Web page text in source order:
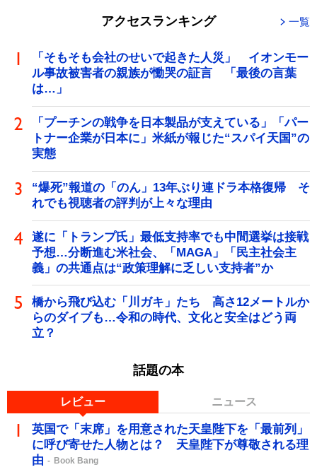
アクセスランキング 一覧
「そもそも会社のせいで起きた人災」 イオンモー
ル事故被害者の親族が慟哭の証言 「最後の言葉
は…」
「プーチンの戦争を日本製品が支えている」「パー
トナー企業が日本に」米紙が報じた“スパイ天国”の
実態
“爆死”報道の「のん」13年ぶり連ドラ本格復帰 そ
れでも視聴者の評判が上々な理由
遂に「トランプ氏」最低支持率でも中間選挙は接戦
予想…分断進む米社会、「MAGA」「民主社会主
義」の共通点は“政策理解に乏しい支持者”か
橋から飛び込む「川ガキ」たち 高さ12メートルか
らのダイブも…令和の時代、文化と安全はどう両
立？
話題の本
レビュー ニュース
英国で「末席」を用意された天皇陛下を「最前列」
に呼び寄せた人物とは？ 天皇陛下が尊敬される理
由
Book Bang